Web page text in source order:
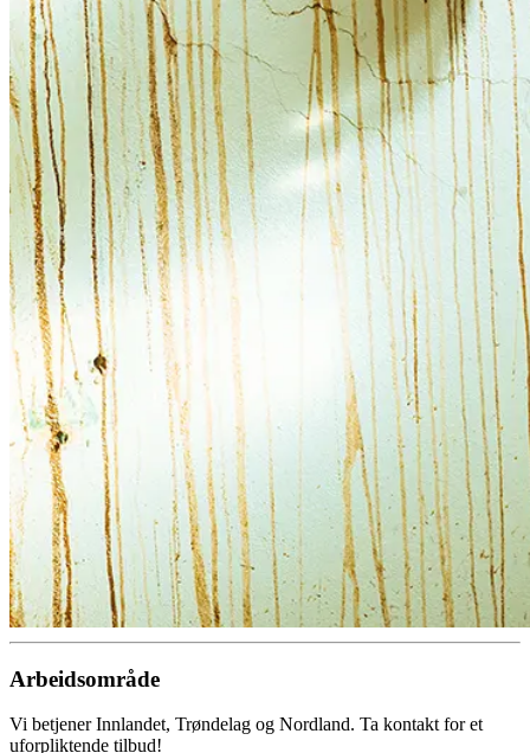
Arbeidsområde
Vi betjener Innlandet, Trøndelag og Nordland. Ta kontakt for et
uforpliktende tilbud!